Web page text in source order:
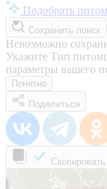
Подобрать
Сохранить поиск
Невозможно
Укажите Тип
параметры вашего
Понятно
Поделиться